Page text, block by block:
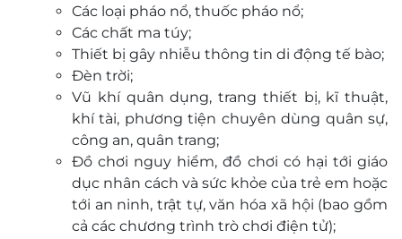
Các loại pháo nổ, thuốc pháo nổ;
Các chất ma túy;
Thiết bị gây nhiễu thông tin di động tế bào;
Đèn trời;
Vũ khí quân dụng, trang thiết bị, kĩ thuật,
khí tài, phương tiện chuyên dùng quân sự,
công an, quân trang;
Đồ chơi nguy hiểm, đồ chơi có hại tới giáo
dục nhân cách và sức khỏe của trẻ em hoặc
tới an ninh, trật tự, văn hóa xã hội (bao gồm
cả các chương trình trò chơi điện tử);